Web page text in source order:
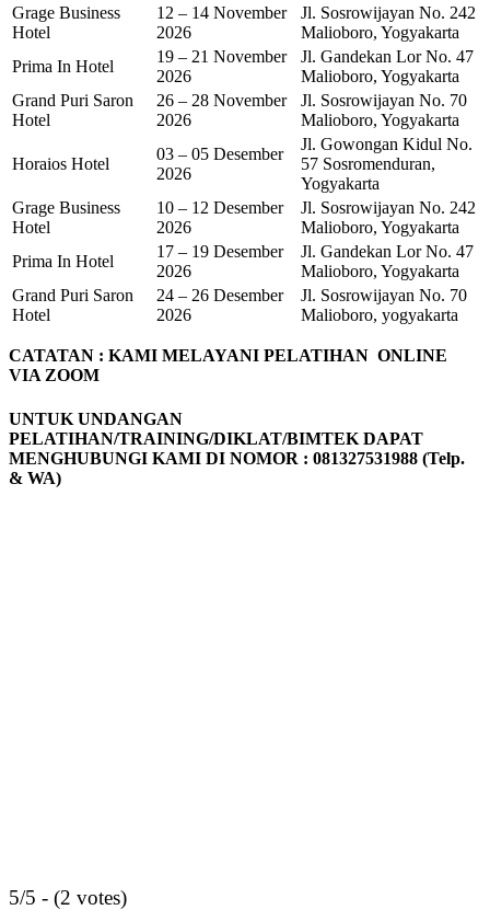
Grage Business
Hotel
12 – 14 November
2026
Jl. Sosrowijayan No. 242
Malioboro, Yogyakarta
Prima In Hotel
19 – 21 November
2026
Jl. Gandekan Lor No. 47
Malioboro, Yogyakarta
Grand Puri Saron
Hotel
26 – 28 November
2026
Jl. Sosrowijayan No. 70
Malioboro, Yogyakarta
Horaios Hotel
03 – 05 Desember
2026
Jl. Gowongan Kidul No.
57 Sosromenduran,
Yogyakarta
Grage Business
Hotel
10 – 12 Desember
2026
Jl. Sosrowijayan No. 242
Malioboro, Yogyakarta
Prima In Hotel
17 – 19 Desember
2026
Jl. Gandekan Lor No. 47
Malioboro, Yogyakarta
Grand Puri Saron
Hotel
24 – 26 Desember
2026
Jl. Sosrowijayan No. 70
Malioboro, yogyakarta
CATATAN : KAMI MELAYANI PELATIHAN ONLINE
VIA ZOOM
UNTUK UNDANGAN
PELATIHAN/TRAINING/DIKLAT/BIMTEK DAPAT
MENGHUBUNGI KAMI DI NOMOR : 081327531988 (Telp.
& WA)
5/5 - (2 votes)